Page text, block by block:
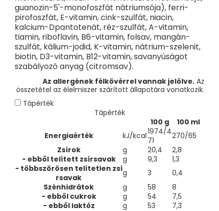
Ajánlott adagolás: 1 igazított adagolókanál = 4,6 g por 30 ml
vízhez. Előkészítési útmutató: Használjon 3 igazított
kiskanálnyit 90 ml vízhez, hogy 100 ml tejet készítsen. 180 ml
vízhez használjon 6 igazított kiskanálnyit, hogy 200 ml tejet
készítsen.
Tárolás:Hűvös, száraz helyen tárolja. Védő légtérbe
csomagolva. Ne hűtse vagy fagyassza le.
Minőségét megőrzi:
lásd a doboz alján. Felbontás után 4
héten belül felhasználható.
Forgalmazó: Health Academy, s. r. o., Zbraslavská 22/49, 159
00 Prága, Csehország.
guanozin-5'-monofoszfát nátriumsója), ferri-
pirofoszfát, E-vitamin, cink-szulfát, niacin,
kalcium-Dpantotenát, réz-szulfát, A-vitamin,
tiamin, riboflavin, B6-vitamin, folsav, mangán-
szulfát, kálium-jodid, K-vitamin, nátrium-szelenit,
biotin, D3-vitamin, B12-vitamin, savanyúságot
szabályozó anyag (citromsav).
Az allergének félkövérrel vannak jelölve. Az
összetétel az élelmiszer szárított állapotára vonatkozik.
Tápérték
Tápérték
100 g
100 ml
Energiaérték
kJ/kcal1974/4
71
270/65
Zsírok
g 20,4
2,8
- ebből telített zsírsavak
g 9,3
1,3
- többszörösen telítetlen zsí
rsavak
g 3
0,4
Szénhidrátok
g 58
8
- ebből cukrok
g 54
7,5
- ebből laktóz
g 53
7,3